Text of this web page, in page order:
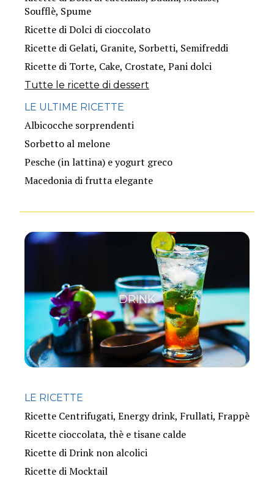
Soufflè, Spume
Ricette di Dolci di cioccolato
Ricette di Gelati, Granite, Sorbetti, Semifreddi
Ricette di Torte, Cake, Crostate, Pani dolci
Tutte le ricette di dessert
LE ULTIME RICETTE
Albicocche sorprendenti
Sorbetto al melone
Pesche (in lattina) e yogurt greco
Macedonia di frutta elegante
DRINK
LE RICETTE
Ricette Centrifugati, Energy drink, Frullati, Frappè
Ricette cioccolata, thè e tisane calde
Ricette di Drink non alcolici
Ricette di Mocktail